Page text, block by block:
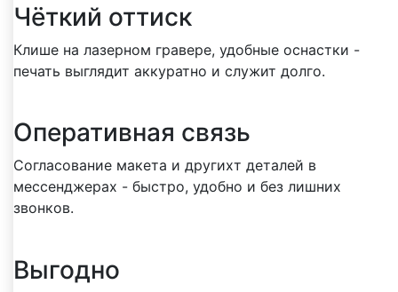
Чёткий оттиск
Клише на лазерном гравере, удобные оснастки -
печать выглядит аккуратно и служит долго.
Оперативная связь
Согласование макета и другихт деталей в
мессенджерах - быстро, удобно и без лишних
звонков.
Выгодно